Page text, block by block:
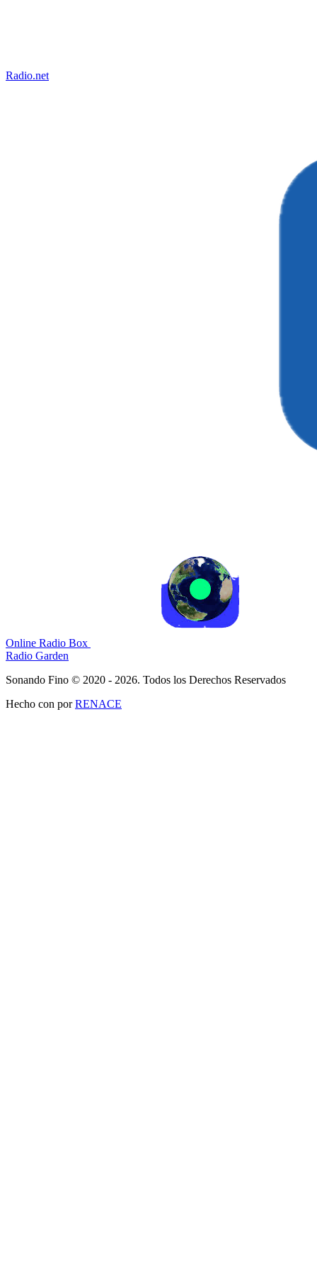
Radio.net
Online Radio Box
Radio Garden
Sonando Fino © 2020 - 2026. Todos los Derechos Reservados
Hecho con porRENACE